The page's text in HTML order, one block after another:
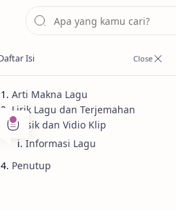
Analisis
Lirik dan
Arti Makna Lagu
Lirik Lagu dan Terjemahan
Musik dan Vidio Klip
Informasi Lagu
Penutup